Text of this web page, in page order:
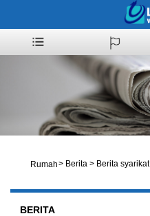
Rumah> Berita > Berita syarikat
BERITA